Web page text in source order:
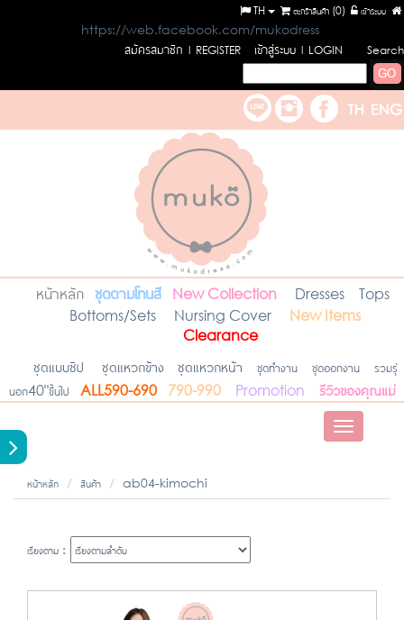
เข้าระบบ
ตะกร้าสินค้า (0)
TH
https://web.facebook.com/mukodress
สมัครสมาชิก l REGISTER เข้าสู่ระบบ l LOGIN Search
หน้าหลัก ชุดตามโทนสี New Collection Dresses
Tops
Bottoms/Sets
Nursing Cover
New Items
Clearance
ชุดแบบซิป ชุดแหวกข้าง ชุดแหวกหน้า ชุดทำงาน ชุดออกงาน
รวมรุ่
นอก40"ขึ้นไป
ALL590-690 790-990 Promotion รีวิวของคุณแม่
Toggle
หน้าหลัก สินค้า ab04-kimochi
เรียงตาม :